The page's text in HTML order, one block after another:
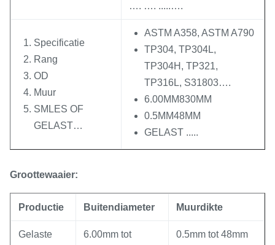
…. …. .....….
Specificatie
Rang
OD
Muur
SMLES OF
GELAST…
ASTM A358, ASTM A790
TP304, TP304L,
TP304H, TP321,
TP316L, S31803….
6.00MM830MM
0.5MM48MM
GELAST .....
Groottewaaier:
Productie Buitendiameter Muurdikte
Gelaste
6.00mm tot
0.5mm tot 48mm